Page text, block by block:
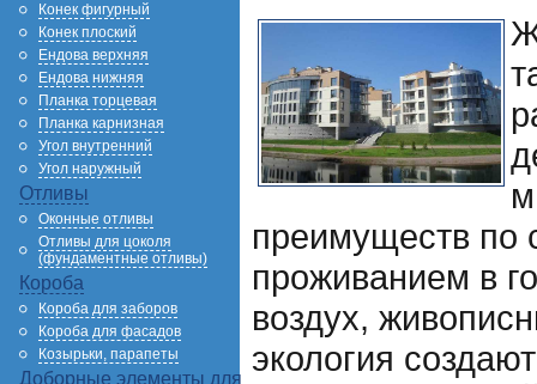
Конек фигурный
Конек плоский
Ендова верхняя
Ендова нижняя
Планка торцевая
Планка карнизная
Угол внутренний
Угол наружный
Отливы
Оконные отливы
Отливы для цоколя
(фундаментные отливы)
Короба
Короба для заборов
Короба для фасадов
Козырьки, парапеты
Доборные элементы для
преимуществ по
проживанием в
воздух,
экология